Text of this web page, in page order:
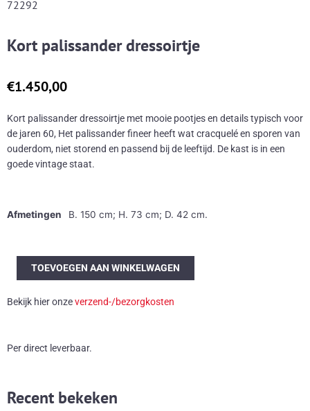
72292
Kort palissander dressoirtje
€1.450,00
Kort palissander dressoirtje met mooie pootjes en details typisch voor
de jaren 60, Het palissander fineer heeft wat cracquelé en sporen van
ouderdom, niet storend en passend bij de leeftijd. De kast is in een
goede vintage staat.
Afmetingen B. 150 cm; H. 73 cm; D. 42 cm.
palissander
aantal
TOEVOEGEN AAN WINKELWAGEN
Bekijk hier onzeverzend-/bezorgkosten
Per direct leverbaar.
Recent bekeken